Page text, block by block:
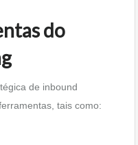
do
de inbound
tais como: